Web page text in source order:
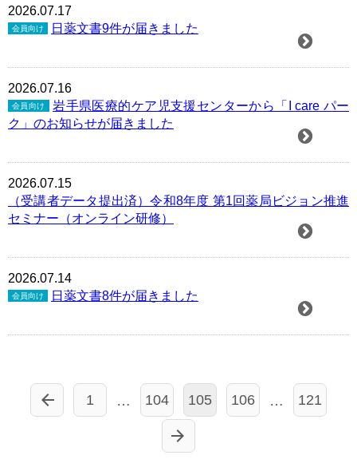
2026.07.17
会員向け 日薬文書9件が届きました
2026.07.16
会員向け
岩手県医療的ケア児支援センターから「I care パー
ク」のお知らせが届きました
2026.07.15
（受講者データ提出済）令和8年度 第1回薬局ビジョン推進
セミナー（オンライン研修）
2026.07.14
会員向け 日薬文書8件が届きました
1 … 104 105 106 … 121